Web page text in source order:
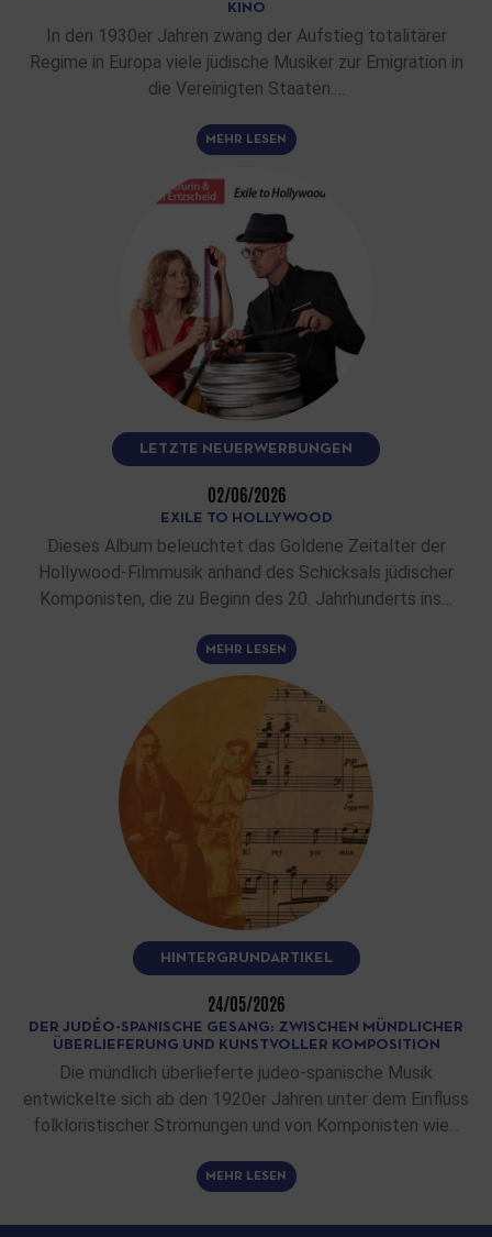
KINO
In den 1930er Jahren zwang der Aufstieg totalitärer
Regime in Europa viele jüdische Musiker zur Emigration in
die Vereinigten Staaten.…
MEHR LESEN
LETZTE NEUERWERBUNGEN
02/06/2026
EXILE TO HOLLYWOOD
Dieses Album beleuchtet das Goldene Zeitalter der
Hollywood-Filmmusik anhand des Schicksals jüdischer
Komponisten, die zu Beginn des 20. Jahrhunderts ins…
MEHR LESEN
HINTERGRUNDARTIKEL
24/05/2026
DER JUDÉO-SPANISCHE GESANG: ZWISCHEN MÜNDLICHER
ÜBERLIEFERUNG UND KUNSTVOLLER KOMPOSITION
Die mündlich überlieferte judeo-spanische Musik
entwickelte sich ab den 1920er Jahren unter dem Einfluss
folkloristischer Strömungen und von Komponisten wie…
MEHR LESEN